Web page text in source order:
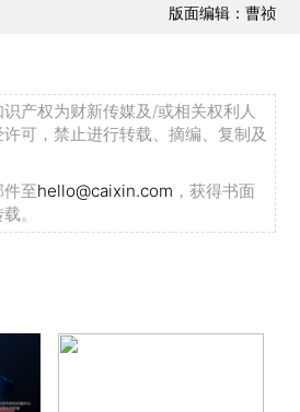
版面编辑：曹祯
产权为财新传媒及/或相关权利人
可，禁止进行转载、摘编、复制及
至hello@caixin.com ，获得书面
。